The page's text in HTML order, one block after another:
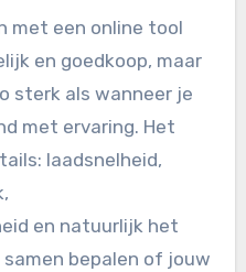
met een online tool
en goedkoop, maar
sterk als wanneer je
met ervaring. Het
laadsnelheid,
en natuurlijk het
bepalen of jouw